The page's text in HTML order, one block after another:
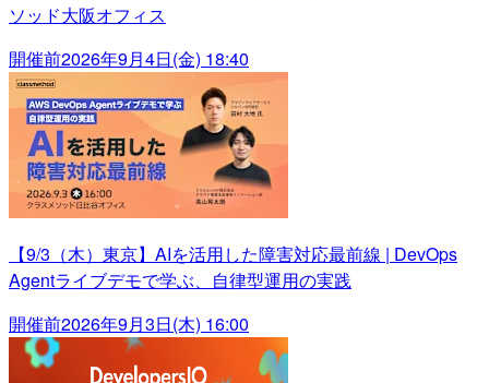
ソッド大阪オフィス
開催前2026年9月4日(金) 18:40
【9/3（木）東京】AIを活用した障害対応最前線 | DevOps
Agentライブデモで学ぶ、自律型運用の実践
開催前2026年9月3日(木) 16:00